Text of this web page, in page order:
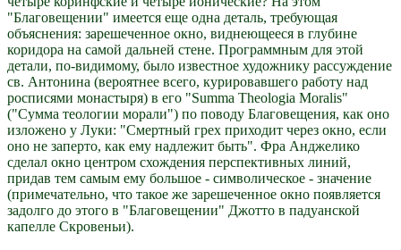
"Благовещении" имеется еще одна деталь, требующая
объяснения: зарешеченное окно, виднеющееся в глубине
коридора на самой дальней стене. Программным для этой
детали, по-видимому, было известное художнику рассуждение
св. Антонина (вероятнее всего, курировавшего работу над
росписями монастыря) в его "Summa Theologia Moralis"
("Сумма теологии морали") по поводу Благовещения, как оно
изложено у Луки: "Смертный грех приходит через окно, если
оно не заперто, как ему надлежит быть". Фра Анджелико
сделал окно центром схождения перспективных линий,
придав тем самым ему большое - символическое - значение
(примечательно, что такое же зарешеченное окно появляется
задолго до этого в "Благовещении" Джотто в падуанской
капелле Скровеньи).